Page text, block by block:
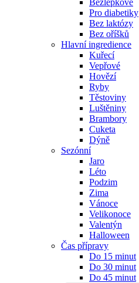
Bezlepkové
Pro diabetiky
Bez laktózy
Bez oříšků
Hlavní ingredience
Kuřecí
Vepřové
Hovězí
Ryby
Těstoviny
Luštěniny
Brambory
Cuketa
Dýně
Sezónní
Jaro
Léto
Podzim
Zima
Vánoce
Velikonoce
Valentýn
Halloween
Čas přípravy
Do 15 minut
Do 30 minut
Do 45 minut